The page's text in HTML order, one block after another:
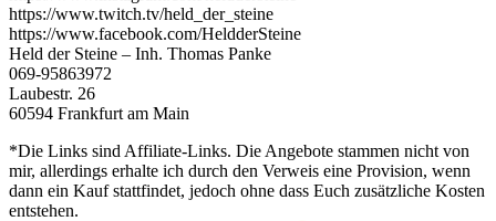
https://www.twitch.tv/held_der_steine
https://www.facebook.com/HeldderSteine
Held der Steine – Inh. Thomas Panke
069-95863972
Laubestr. 26
60594 Frankfurt am Main
*Die Links sind Affiliate-Links. Die Angebote stammen nicht von
mir, allerdings erhalte ich durch den Verweis eine Provision, wenn
dann ein Kauf stattfindet, jedoch ohne dass Euch zusätzliche Kosten
entstehen.